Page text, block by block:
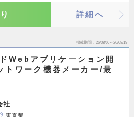
詳細へ
掲載期間 26/08/06～26/08/19
Webアプリケーション開
トワーク機器メーカー/最
社
東京都